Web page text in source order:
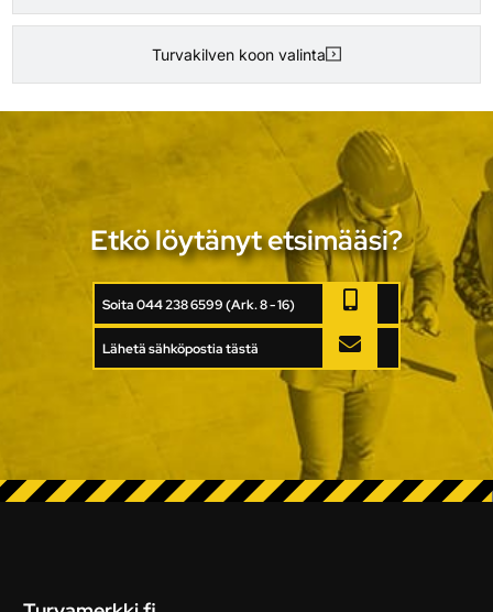
Turvakilven koon valinta
Etkö löytänyt etsimääsi?
Soita 044 238 6599 (Ark. 8 - 16)
Lähetä sähköpostia tästä